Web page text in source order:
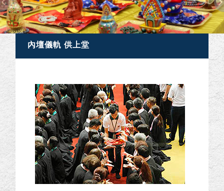
內壇儀軌 供上堂